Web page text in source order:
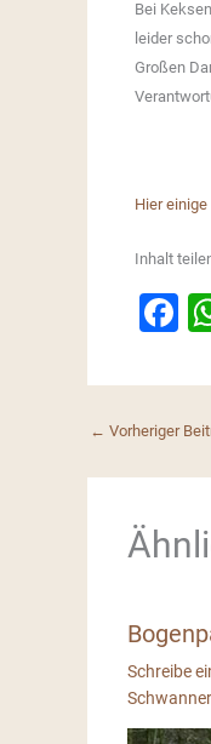
Bei
leider
Großen
Hier
Inhalt
F
c
e
b
o
← Vorheriger
Schreibe
Schwanner